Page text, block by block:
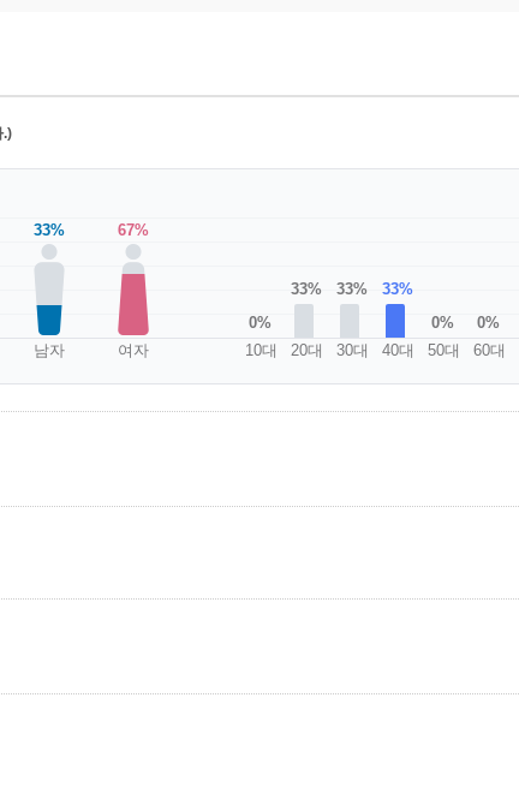
.)
33%
남자
67%
여자
0%
10대
33%
20대
33%
30대
33%
40대
0%
50대
0%
60대